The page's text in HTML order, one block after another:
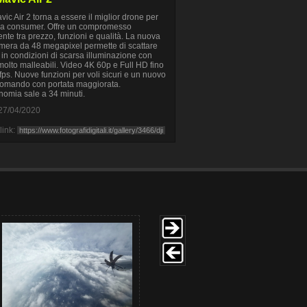
Air 2 torna a essere il miglior drone per
consumer. Offre un compromesso
tra prezzo, funzioni e qualità. La nuova
da 48 megapixel permette di scattare
condizioni di scarsa illuminazione con
malleabili. Video 4K 60p e Full HD fino
Nuove funzioni per voli sicuri e un nuovo
con portata maggiorata.
sale a 34 minuti.
04/2020